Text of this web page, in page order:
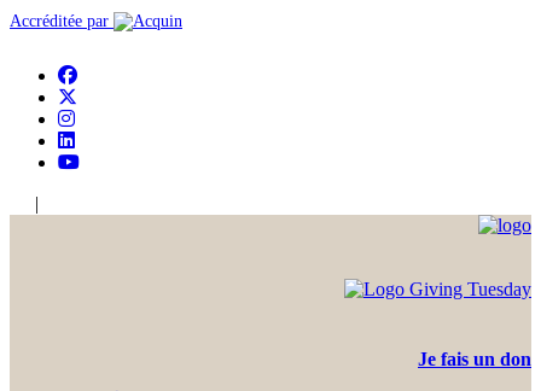
Accréditée par
|
Je fais un don